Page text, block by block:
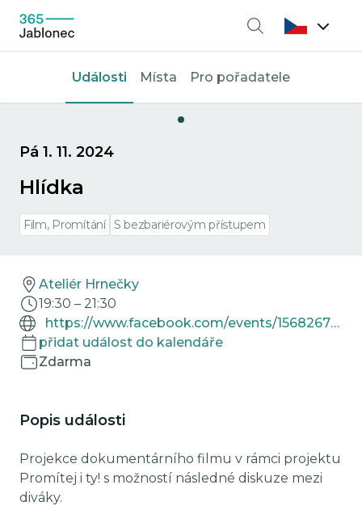
Vyhledávání
Události Místa Pro pořadatele
Pá 1. 11. 2024
Hlídka
Film, Promítání S bezbariérovým přístupem
Ateliér Hrnečky
19:30 – 21:30
https://www.facebook.com/events/1568267940765653
přidat událost do kalendáře
Zdarma
Popis události
Projekce dokumentárního filmu v rámci projektu
Promítej i ty! s možností následné diskuze mezi
diváky.